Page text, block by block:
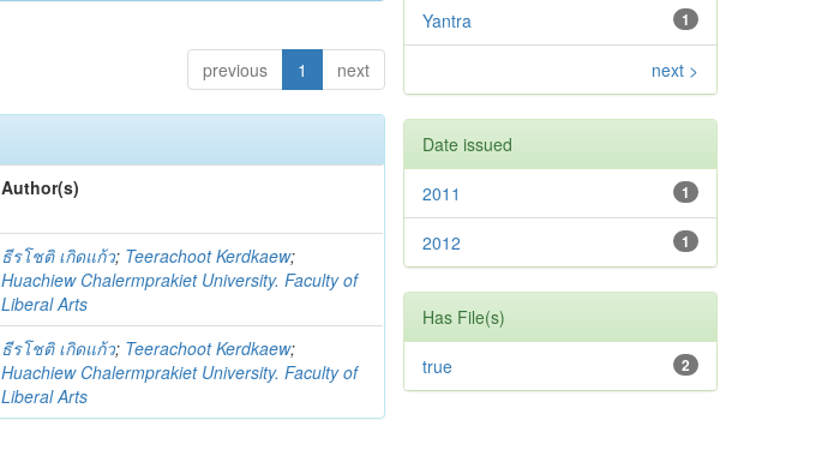
previous 1 next
Author(s)
ธีรโชติ เกิดแก้ว; Teerachoot Kerdkaew;
Huachiew Chalermprakiet University. Faculty of
Liberal Arts
ธีรโชติ เกิดแก้ว; Teerachoot Kerdkaew;
Huachiew Chalermprakiet University. Faculty of
Liberal Arts
1
Yantra
next >
Date issued
1
2011
1
2012
Has File(s)
2
true